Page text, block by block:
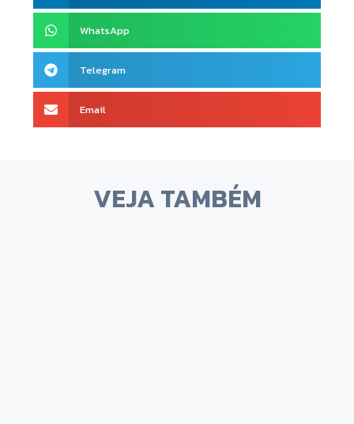
WhatsApp
Telegram
Email
VEJA TAMBÉM